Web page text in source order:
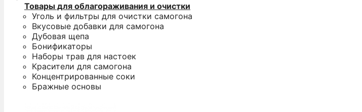
Товары для облагораживания и очистки
Уголь и фильтры для очистки самогона
Вкусовые добавки для самогона
Дубовая щепа
Бонификаторы
Наборы трав для настоек
Красители для самогона
Концентрированные соки
Бражные основы